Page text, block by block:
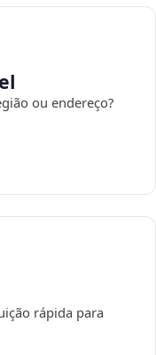
ou endereço?
rápida para